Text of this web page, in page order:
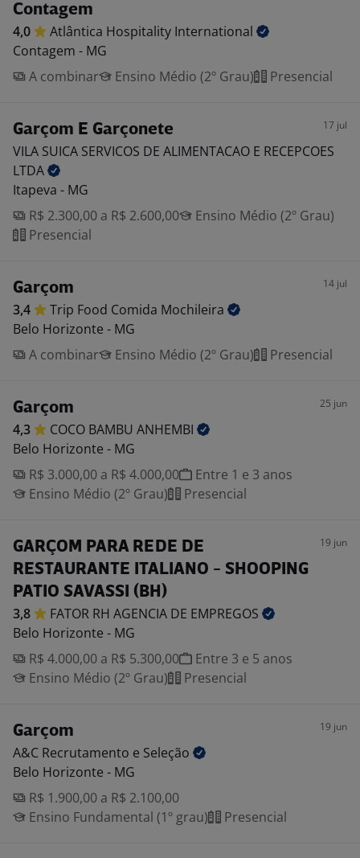
Contagem
4,0 Atlântica Hospitality International
Contagem - MG
A combinar
Ensino Médio (2º Grau) Presencial
Garçom E Garçonete 17 jul
VILA SUICA SERVICOS DE ALIMENTACAO E RECEPCOES
LTDA
Itapeva - MG
R$ 2.300,00 a R$ 2.600,00
Ensino Médio (2º Grau)
Presencial
Garçom 14 jul
3,4 Trip Food Comida Mochileira
Belo Horizonte - MG
A combinar
Ensino Médio (2º Grau) Presencial
Garçom 25 jun
4,3 COCO BAMBU ANHEMBI
Belo Horizonte - MG
R$ 3.000,00 a R$ 4.000,00
Entre 1 e 3 anos
Ensino Médio (2º Grau)
Presencial
GARÇOM PARA REDE DE
RESTAURANTE ITALIANO - SHOOPING
PATIO SAVASSI (BH)
19 jun
3,8 FATOR RH AGENCIA DE EMPREGOS
Belo Horizonte - MG
R$ 4.000,00 a R$ 5.300,00
Entre 3 e 5 anos
Ensino Médio (2º Grau)
Presencial
Garçom 19 jun
A&C Recrutamento e Seleção
Belo Horizonte - MG
R$ 1.900,00 a R$ 2.100,00
Ensino Fundamental (1º grau)
Presencial